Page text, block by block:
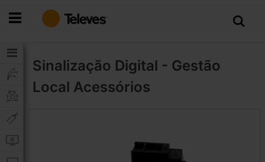
para
Sinalização Digital - Gestão
Local Acessórios